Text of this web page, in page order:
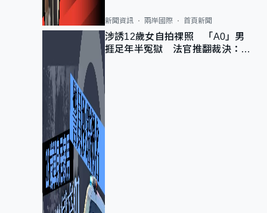
新聞資訊 兩岸國際 首頁新聞
涉誘12歲女自拍祼照 「A0」男
捱足年半冤獄 法官推翻裁決：抄